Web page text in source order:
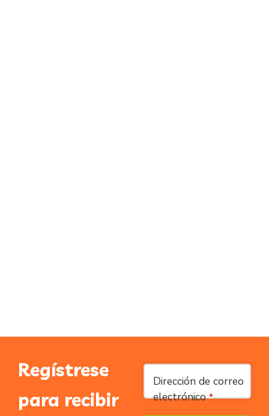
Regístrese
para recibir
Website
*
Dirección de correo
electrónico *